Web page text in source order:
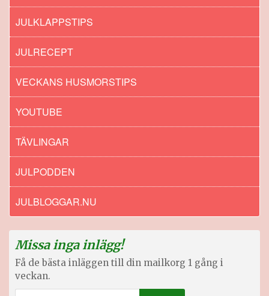
JULKLAPPSTIPS
JULRECEPT
VECKANS HUSMORSTIPS
YOUTUBE
TÄVLINGAR
JULPODDEN
JULBLOGGAR.NU
Missa inga inlägg!
Få de bästa inläggen till din mailkorg 1 gång i
veckan.